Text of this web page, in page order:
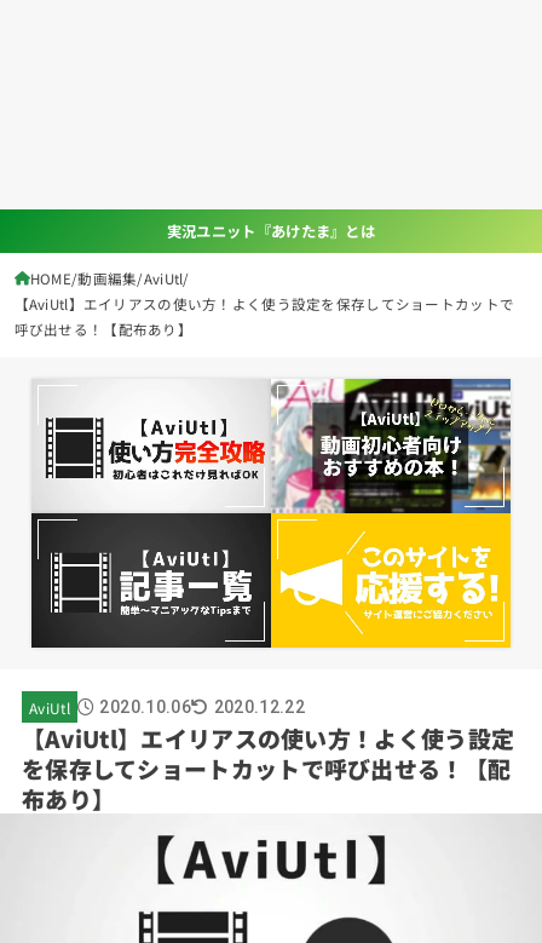
実況ユニット『あけたま』とは
HOME 動画編集 AviUtl
【AviUtl】エイリアスの使い方！よく使う設定を保存してショートカットで
呼び出せる！【配布あり】
AviUtl 2020.10.06 2020.12.22
【AviUtl】エイリアスの使い方！よく使う設定
を保存してショートカットで呼び出せる！【配
布あり】